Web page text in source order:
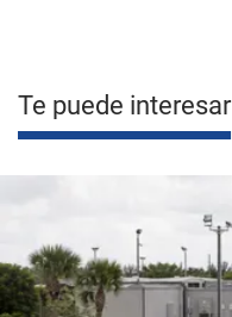
Te puede interesar